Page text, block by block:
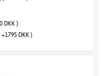
DKK )
DKK )